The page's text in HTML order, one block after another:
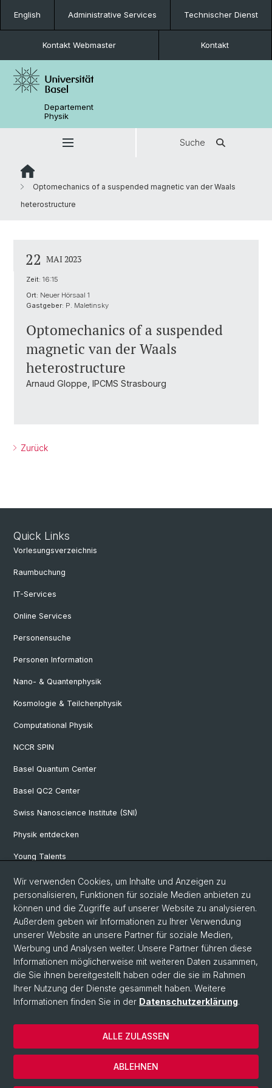
English Administrative Services Technischer Dienst
Kontakt Webmaster Kontakt
Departement
Physik
Suche
Optomechanics of a suspended magnetic van der Waals
heterostructure
22 MAI 2023
Zeit: 16:15
Ort: Neuer Hörsaal 1
Gastgeber: P. Maletinsky
Optomechanics of a suspended
magnetic van der Waals
heterostructure
Arnaud Gloppe, IPCMS Strasbourg
Zurück
Quick Links
Vorlesungsverzeichnis
Raumbuchung
IT-Services
Online Services
Personensuche
Personen Information
Nano- & Quantenphysik
Kosmologie & Teilchenphysik
Computational Physik
NCCR SPIN
Basel Quantum Center
Basel QC2 Center
Swiss Nanoscience Institute (SNI)
Physik entdecken
Young Talents
Studieninteressierte
SNF & ERC Candidates
Physik Bibliothek
Documents & Leaflets
© Universität Basel
Datenschutzerklärung
Naturwissenschaftliche Fakultät
Wir verwenden Cookies, um Inhalte und Anzeigen zu
personalisieren, Funktionen für soziale Medien anbieten zu
können und die Zugriffe auf unserer Website zu analysieren.
Außerdem geben wir Informationen zu Ihrer Verwendung
unserer Website an unsere Partner für soziale Medien,
Werbung und Analysen weiter. Unsere Partner führen diese
Informationen möglicherweise mit weiteren Daten zusammen,
die Sie ihnen bereitgestellt haben oder die sie im Rahmen
Ihrer Nutzung der Dienste gesammelt haben. Weitere
Informationen finden Sie in der Datenschutzerklärung.
ABLEHNEN
ALLE ZULASSEN